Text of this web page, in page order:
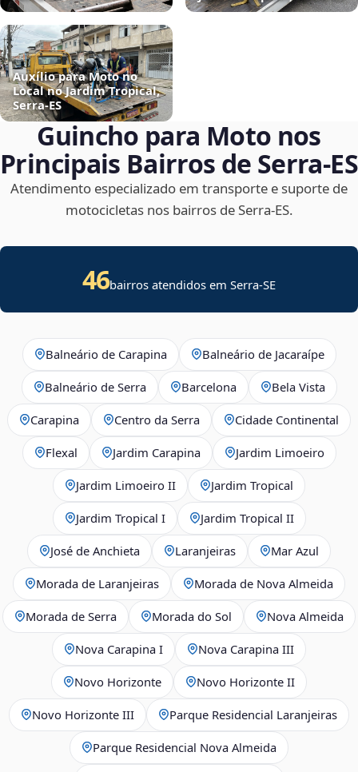
Auxílio para Moto no
Local no Jardim Tropical,
Serra‑ES
Guincho para Moto nos
Principais Bairros de Serra‑ES
Atendimento especializado em transporte e suporte de
motocicletas nos bairros de Serra‑ES.
46bairros atendidos emSerra-SE
Balneário de Carapina Balneário de Jacaraípe
Balneário de Serra Barcelona Bela Vista
Carapina Centro da Serra Cidade Continental
Flexal Jardim Carapina Jardim Limoeiro
Jardim Limoeiro II Jardim Tropical
Jardim Tropical I Jardim Tropical II
José de Anchieta Laranjeiras Mar Azul
Morada de Laranjeiras Morada de Nova Almeida
Morada de Serra Morada do Sol Nova Almeida
Nova Carapina I Nova Carapina III
Novo Horizonte Novo Horizonte II
Novo Horizonte III Parque Residencial Laranjeiras
Parque Residencial Nova Almeida